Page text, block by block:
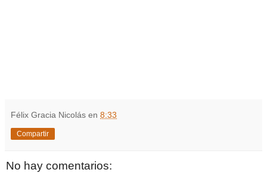
Félix Gracia Nicolás en 8:33
Compartir
No hay comentarios: